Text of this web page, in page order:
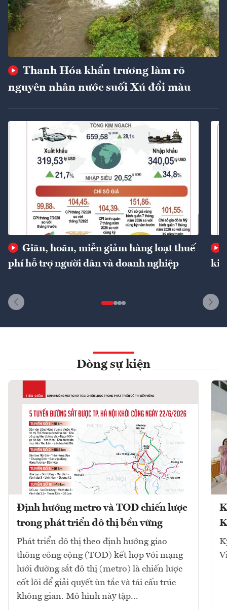
Thanh Hóa khẩn trương làm rõ
nguyên nhân nước suối Xú đổi màu
Giãn, hoãn, miễn giảm hàng loạt thuế
phí hỗ trợ người dân và doanh nghiệp
Dòng sự kiện
Định hướng metro và TOD chiến lược
trong phát triển đô thị bền vững
Phát triển đô thị theo định hướng giao
thông công cộng (TOD) kết hợp với mạng
lưới đường sắt đô thị (metro) là chiến lược
cốt lõi để giải quyết ùn tắc và tái cấu trúc
không gian. Mô hình này tập...